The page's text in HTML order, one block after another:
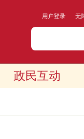
用户登录 无
政民互动